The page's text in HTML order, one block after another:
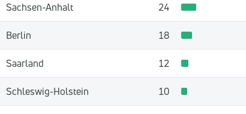
Sachsen-Anhalt 24
Berlin 18
Saarland 12
Schleswig-Holstein 10